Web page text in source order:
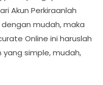
Akun Perkiraanlah
mudah, maka
Online ini haruslah
yang simple, mudah,